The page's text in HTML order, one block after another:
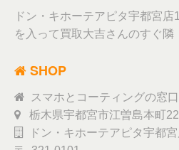
ドン・キホーテアピタ宇都宮
を入って買取大吉さんのすぐ隣
SHOP
スマホとコーティングの窓口
栃木県宇都宮市江曽島本町
ドン・キホーテアピタ宇都